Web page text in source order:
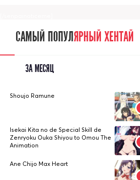
САМЫЙ ПОПУЛЯРНЫЙ ХЕНТАЙ
ЗА МЕСЯЦ
Shoujo Ramune
Isekai Kita no de Special Skill de
Zenryoku Ouka Shiyou to Omou The
Animation
Ane Chijo Max Heart